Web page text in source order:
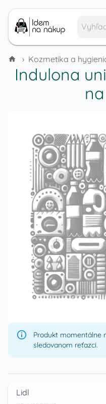
›
Indulona
Produkt momentálne
sledovanom reťazci.
Lidl